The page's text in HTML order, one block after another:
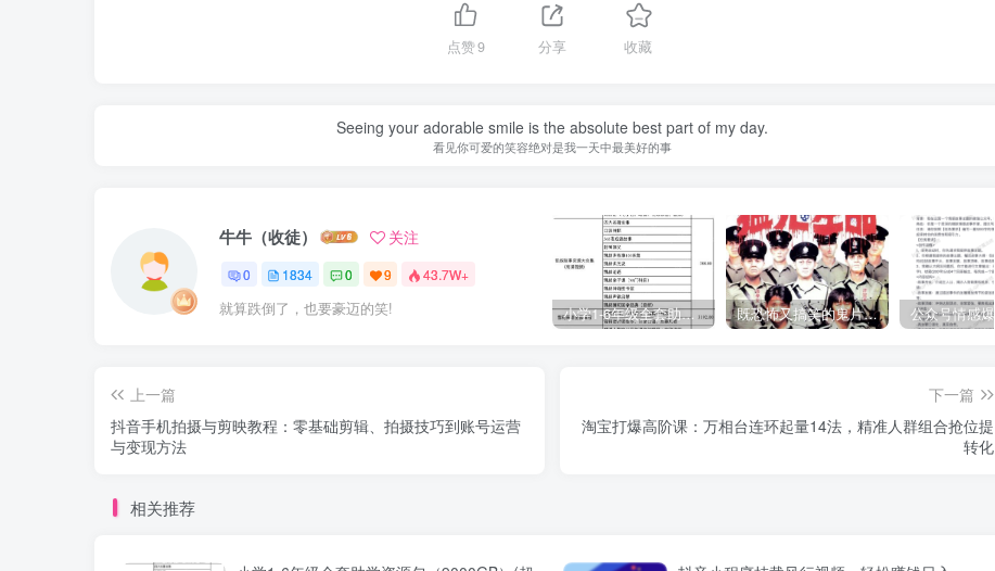
点赞9 分享 收藏
Seeing your adorable smile is the absolute best part of my day.
看见你可爱的笑容绝对是我一天中最美好的事
牛牛（收徒） 关注
0 1834 0 9 43.7W+
就算跌倒了，也要豪迈的笑! 小学1-6年级全套助学资源包（9000GB）(超值的精品资源-会员也需单独购买哦) 既恐怖又搞笑的鬼片（10部猛鬼恐怖片都是喜剧片）
上一篇
抖音手机拍摄与剪映教程：零基础剪辑、拍摄技巧到账号运营
与变现方法
下一篇
淘宝打爆高阶课：万相台连环起量14法，精准人群组合抢位提
转化
相关推荐